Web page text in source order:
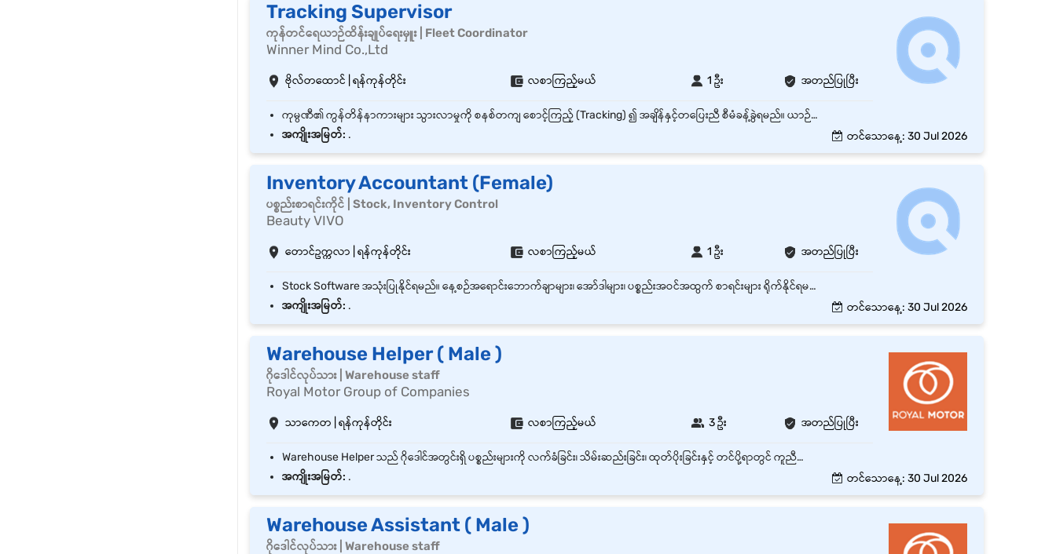
Tracking Supervisor
ကုန်တင်ရေယာဉ်ထိန်းချုပ်ရေးမှူး | Fleet Coordinator
Winner Mind Co.,Ltd
ဗိုလ်တထောင် | ရန်ကုန်တိုင်း လစာကြည့်မယ် 1 ဦး အတည်ပြုပြီး
ကုမ္ပဏီ၏ ကွန်တိန်နာကားများ သွားလာမှုကို စနစ်တကျ စောင့်ကြည့် (Tracking) ၍ အချိန်နှင့်တပြေးညီ စီမံခန့်ခွဲရမည်။ ယာဉ်မောင်းများ၏ နေ့စဉ် လုပ်ငန်းတာဝန်များကို စီစဉ်ပေးပြီး လိုအပ်သလို ကြီးကြပ်စီမံရမည်။ ကွန်တိန်နာများ၏ Pickup၊ Delivery နှင့် Return Schedule များကို အချိန်မီ ပြီးစီးစေရန် ညှိနှိုင်းဆောင်ရွက်ရမည်။ ယာဉ်များ၏ လမ်းကြောင်း၊ သွားလာမှုအခြေအနေနှင့် Delivery Status များကို အချိန်နှင့်တပြေးညီ Update ပြုလုပ်ရမည်။ ယာဉ်အသုံးပြုမှု၊ ဆီသုံးစွဲမှု၊ ပြုပြင်ထိန်းသိမ်းမှုနှင့် လုပ်ငန်းဆိုင်ရာ မှတ်တမ်းများကို စနစ်တကျ ထိန်းသိမ်းရမည်။ Delivery Delay၊ Accident နှင့် အခြားသော အရေးပေါ်အခြေအနေများ ဖြစ်ပေါ်လာပါက အချိန်မီ ဖြေရှင်းဆောင်ရွက်ရမည်။ Management မှ တာဝန်ပေးအပ်သော အခြားသက်ဆိုင်ရာ လုပ်ငန်းတာဝန်များကို ဆောင်ရွက်ရမည်။
အကျိုးအမြတ်: . တင်သောနေ့: 30 Jul 2026
Inventory Accountant (Female)
ပစ္စည်းစာရင်းကိုင် | Stock, Inventory Control
Beauty VIVO
တောင်ဥက္ကလာ | ရန်ကုန်တိုင်း လစာကြည့်မယ် 1 ဦး အတည်ပြုပြီး
Stock Software အသုံးပြုနိုင်ရမည်။ နေ့စဉ်အရောင်းဘောက်ချာများ၊ အော်ဒါများ၊ ပစ္စည်းအဝင်အထွက် စာရင်းများ ရိုက်နိုင်ရမည်။ Stock ပစ္စည်း အဝင်/အထွက် စာရင်းများ စစ်ဆေးနိုင်ရမည်။ တာဝန်ယူထားသော သက်ဆိုင်ရာ Operation မှ စာရင်းဇယားများ စစ်ဆေးရန်။ လစဉ်၊ နှစ်စဉ် စာရင်းချုပ် လုပ်ငန်းများအတွက် Senior Accountant အား Support ပေးနိုင်ရမည်။ Excel ဖြင့် Stock အဝင်/အထွက်များ ရိုက်ခြင်းကို မြန်ဆန် တိကျရမည်။ Store လက်ကျန် စာရင်းနှင့် Warehouse ရှိ မြေပြင်အရှိစာရင်း Ground Stock တိတိကျကျ တိုက်စစ်နိုင်ရမည်။
အကျိုးအမြတ်: . တင်သောနေ့: 30 Jul 2026
Warehouse Helper ( Male )
ဂိုဒေါင်လုပ်သား | Warehouse staff
Royal Motor Group of Companies
သာကေတ | ရန်ကုန်တိုင်း လစာကြည့်မယ် 3 ဦး အတည်ပြုပြီး
Warehouse Helper သည် ဂိုဒေါင်အတွင်းရှိ ပစ္စည်းများကို လက်ခံခြင်း၊ သိမ်းဆည်းခြင်း၊ ထုတ်ပိုးခြင်းနှင့် တင်ပို့ရာတွင် ကူညီဆောင်ရွက်ပေးရမည့် ရာထူးဖြစ်သည်။ ဂိုဒေါင်အလုပ်များကို စနစ်တကျ၊ လုံခြုံစိတ်ချရမှုရှိစွာ လုပ်ဆောင်နိုင်ရန် ပံ့ပိုးပေးရမည်။ ကုန်ပစ္စည်းများကို လက်ခံ၍ စစ်ဆေးခြင်း ပစ္စည်းများကို သတ်မှတ်ထားသောနေရာများတွင် စနစ်တကျ သိမ်းဆည်းခြင်း Order အလိုက် ပစ္စည်းများကို ရွေးထုတ်ခြင်း (Picking) နှင့် ထုပ်ပိုးခြင်း (Packing) Delivery အတွက် ပစ္စည်းများကို ပြင်ဆင်ပေးခြင်း Stock count နှင့် inventory စစ်ဆေးမှုများတွင် ပါဝင်ခြင်း ဂိုဒေါင်အတွင်း သန့်ရှင်းရေးနှင့် စည်းကမ်းထိန်းသိမ်းခြင်း Supervisor မှ ပေးအပ်သော အခြားတာဝန်များကို လုပ်ဆောင်ခြင်း
အကျိုးအမြတ်: . တင်သောနေ့: 30 Jul 2026
Warehouse Assistant ( Male )
ဂိုဒေါင်လုပ်သား | Warehouse staff